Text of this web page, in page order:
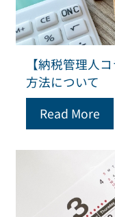
【納税管理人
方法について
Read More